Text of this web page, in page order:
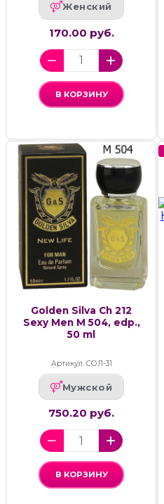
Женский
170.00 руб.
В КОРЗИНУ
Golden Silva Ch 212
Sexy Men M 504, edp.,
50 ml
Артикул: СОЛ-31
Мужской
750.20 руб.
В КОРЗИНУ